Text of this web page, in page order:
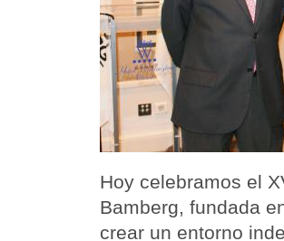
Hoy celebramos el
Bamberg, fundada
crear un entorno